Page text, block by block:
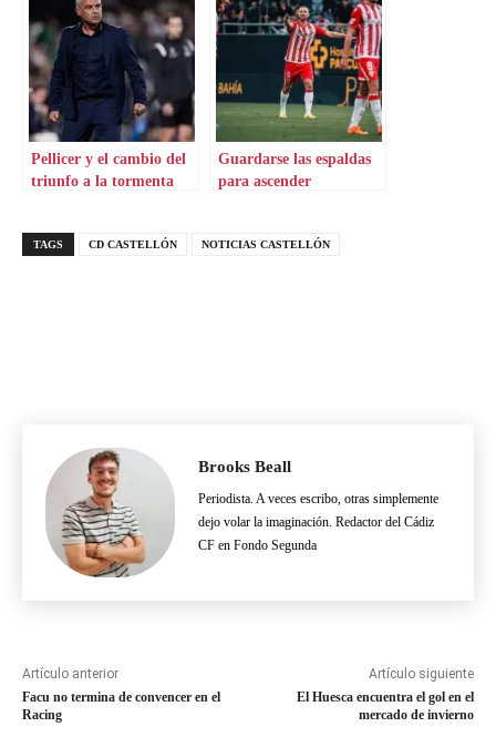
Pellicer y el cambio del
triunfo a la tormenta
Guardarse las espaldas
para ascender
TAGS CD CASTELLÓN NOTICIAS CASTELLÓN
Brooks Beall
Periodista. A veces escribo, otras simplemente
dejo volar la imaginación. Redactor del Cádiz
CF en Fondo Segunda
Artículo anterior
Facu no termina de convencer en el
Racing
Artículo siguiente
El Huesca encuentra el gol en el
mercado de invierno